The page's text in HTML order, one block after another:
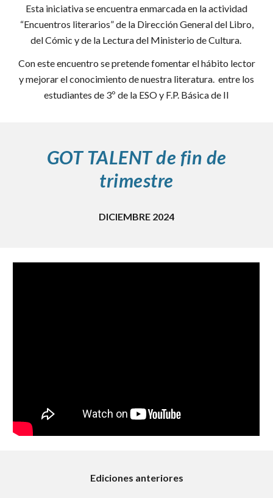
Esta iniciativa se encuentra enmarcada en la actividad
“Encuentros literarios” de la Dirección General del Libro,
del Cómic y de la Lectura del Ministerio de Cultura.
Con este encuentro se pretende fomentar el hábito lector
y mejorar el conocimiento de nuestra literatura. entre los
estudiantes de 3º de la ESO y F.P. Básica de II
GOT TALENT de fin de
trimestre
DICIEMBRE 2024
Ediciones anteriores